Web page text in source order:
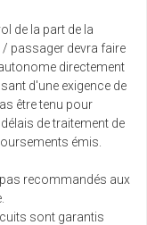
de la part de la
/ passager devra faire
directement
d'une exigence de
être tenu pour
de traitement de
émis.
recommandés aux
sont garantis